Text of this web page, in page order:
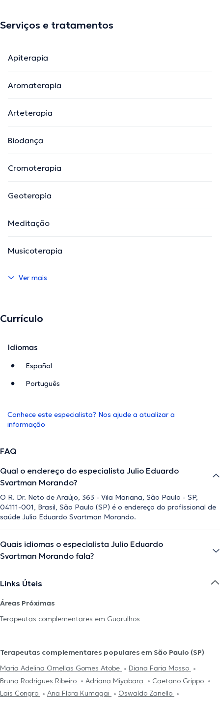
Serviços e tratamentos
Apiterapia
Aromaterapia
Arteterapia
Biodança
Cromoterapia
Geoterapia
Meditação
Musicoterapia
Ver mais
Currículo
Idiomas
Español
Português
Conhece este especialista? Nos ajude a atualizar a
informação
FAQ
Qual o endereço do especialista Julio Eduardo
Svartman Morando?
O R. Dr. Neto de Araújo, 363 - Vila Mariana, São Paulo - SP,
04111-001, Brasil, São Paulo (SP) é o endereço do profissional de
saúde Julio Eduardo Svartman Morando.
Quais idiomas o especialista Julio Eduardo
Svartman Morando fala?
Links Úteis
Áreas Próximas
Terapeutas complementares em Guarulhos
Terapeutas complementares populares em São Paulo (SP)
Maria Adelina Ornellas Gomes Atobe
Diana Faria Mosso
Bruna Rodrigues Ribeiro
Adriana Miyabara
Caetano Grippo
Lais Congro
Ana Flora Kumagai
Oswaldo Zanello